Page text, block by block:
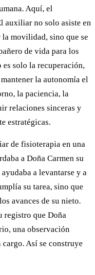
Aquí, el
auxiliar no solo asiste en
movilidad, sino que se
de vida para los
solo la recuperación,
la autonomía el
la paciencia, la
relaciones sinceras y
estratégicas.
de fisioterapia en una
a Doña Carmen su
a levantarse y a
su tarea, sino que
avances de su nieto.
registro que Doña
una observación
Así se construye